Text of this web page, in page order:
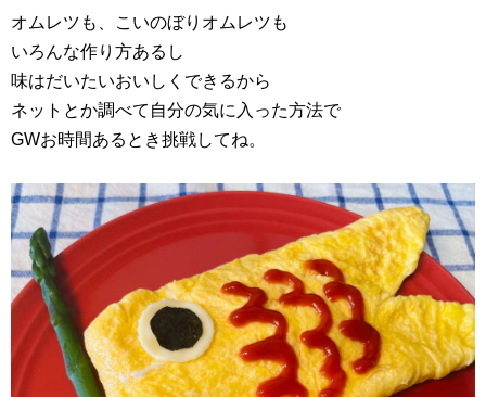
オムレツも、こいのぼりオムレツも
いろんな作り方あるし
味はだいたいおいしくできるから
ネットとか調べて自分の気に入った方法で
GWお時間あるとき挑戦してね。